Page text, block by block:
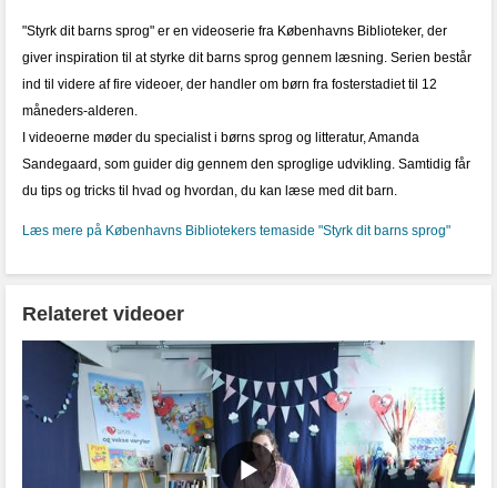
"Styrk dit barns sprog" er en videoserie fra Københavns Biblioteker, der
giver inspiration til at styrke dit barns sprog gennem læsning. Serien består
ind til videre af fire videoer, der handler om børn fra fosterstadiet til 12
måneders-alderen.
I videoerne møder du specialist i børns sprog og litteratur, Amanda
Sandegaard, som guider dig gennem den sproglige udvikling. Samtidig får
du tips og tricks til hvad og hvordan, du kan læse med dit barn.
Læs mere på Københavns Bibliotekers temaside "Styrk dit barns sprog"
Relateret videoer